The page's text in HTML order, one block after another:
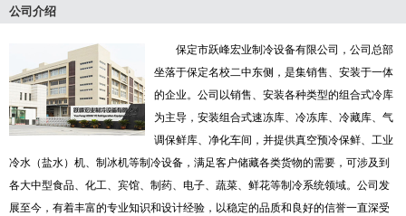
公司介绍
保定市跃峰宏业制冷设备有限公司，公司总部
坐落于保定名校二中东侧，是集销售、安装于一体
的企业。公司以销售、安装各种类型的组合式冷库
为主导，安装组合式速冻库、冷冻库、冷藏库、气
调保鲜库、净化车间，并提供真空预冷保鲜、工业
冷水（盐水）机、制冰机等制冷设备，满足客户储藏各类货物的需要，可涉及到
各大中型食品、化工、宾馆、制药、电子、蔬菜、鲜花等制冷系统领域。公司发
展至今，有着丰富的专业知识和设计经验，以稳定的品质和良好的信誉一直深受